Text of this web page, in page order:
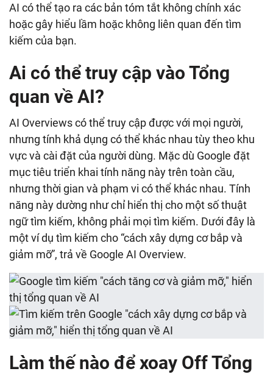
AI có thể tạo ra các bản tóm tắt không chính xác
hoặc gây hiểu lầm hoặc không liên quan đến tìm
kiếm của bạn.
Ai có thể truy cập vào Tổng
quan về AI?
AI Overviews có thể truy cập được với mọi người,
nhưng tính khả dụng có thể khác nhau tùy theo khu
vực và cài đặt của người dùng. Mặc dù Google đặt
mục tiêu triển khai tính năng này trên toàn cầu,
nhưng thời gian và phạm vi có thể khác nhau. Tính
năng này dường như chỉ hiển thị cho một số thuật
ngữ tìm kiếm, không phải mọi tìm kiếm. Dưới đây là
một ví dụ tìm kiếm cho “cách xây dựng cơ bắp và
giảm mỡ”, trả về Google AI Overview.
Làm thế nào để xoay Off Tổng